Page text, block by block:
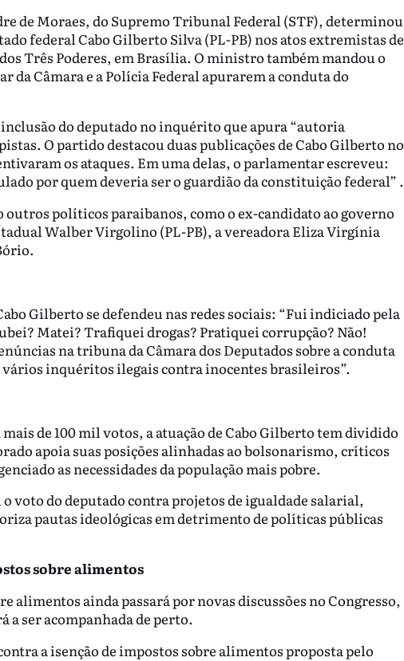
de Moraes, do Supremo Tribunal Federal (STF), determinou
federal Cabo Gilberto Silva (PL-PB) nos atos extremistas de
Três Poderes, em Brasília. O ministro também mandou o
da Câmara e a Polícia Federal apurarem a conduta do
do deputado no inquérito que apura “autoria
O partido destacou duas publicações de Cabo Gilberto no
os ataques. Em uma delas, o parlamentar escreveu:
por quem deveria ser o guardião da constituição federal” .
políticos paraibanos, como o ex-candidato ao governo
Walber Virgolino (PL-PB), a vereadora Eliza Virgínia
Gilberto se defendeu nas redes sociais: “Fui indiciado pela
Matei? Trafiquei drogas? Pratiquei corrupção? Não!
na tribuna da Câmara dos Deputados sobre a conduta
vários inquéritos ilegais contra inocentes brasileiros”.
de 100 mil votos, a atuação de Cabo Gilberto tem dividido
apoia suas posições alinhadas ao bolsonarismo, críticos
as necessidades da população mais pobre.
voto do deputado contra projetos de igualdade salarial,
pautas ideológicas em detrimento de políticas públicas
sobre alimentos
alimentos ainda passará por novas discussões no Congresso,
a ser acompanhada de perto.
a isenção de impostos sobre alimentos proposta pelo